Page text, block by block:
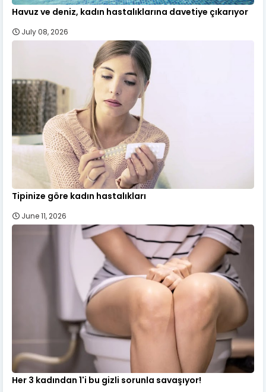
Havuz ve deniz, kadın hastalıklarına davetiye çıkarıyor
July 08, 2026
Tipinize göre kadın hastalıkları
June 11, 2026
Her 3 kadından 1'i bu gizli sorunla savaşıyor!